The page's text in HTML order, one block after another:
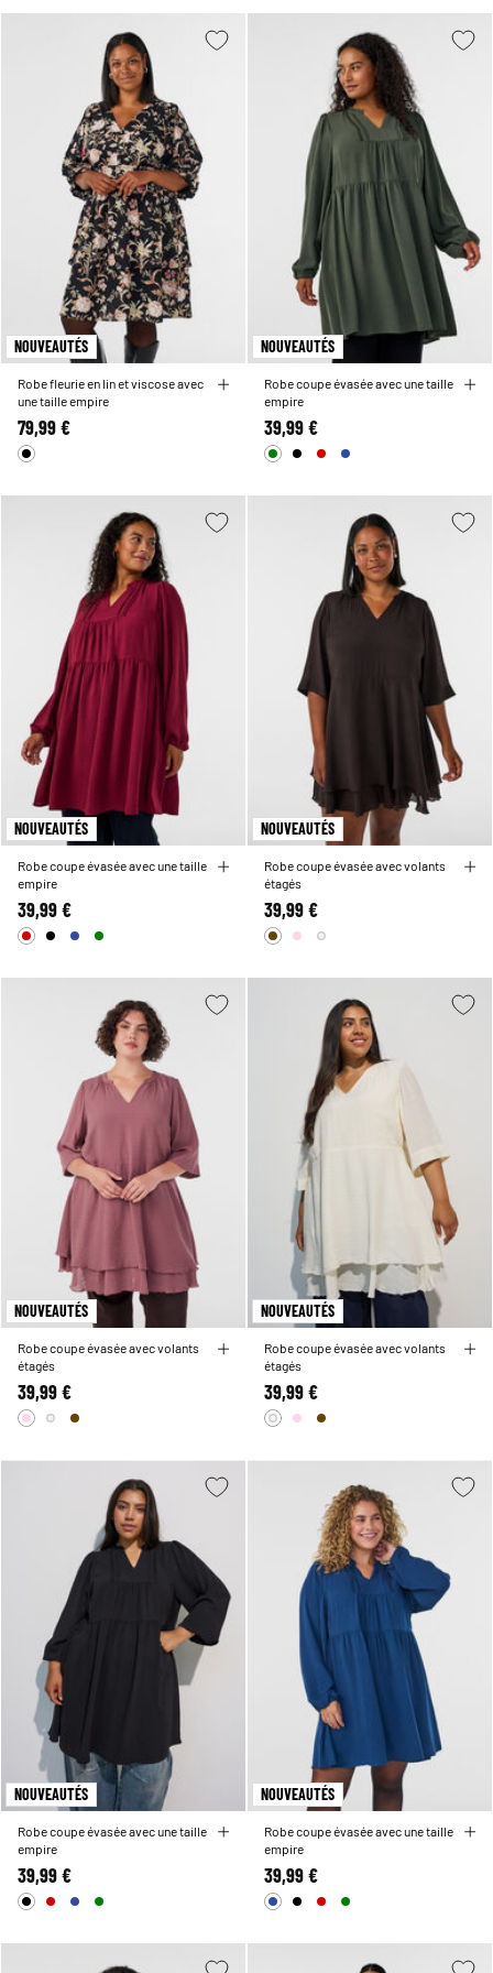
atouts et vous donner confiance en vous pour toutes les occasions. Trouvez votre
robe empire idéale chez nous et brillez avec un style assuré.
NOUVEAUTÉS
Robe fleurie en lin et viscose avec
une taille empire
79,99 €
NOUVEAUTÉS
Robe coupe évasée avec une taille
empire
39,99 €
NOUVEAUTÉS
Robe coupe évasée avec une taille
empire
39,99 €
NOUVEAUTÉS
Robe coupe évasée avec volants
étagés
39,99 €
NOUVEAUTÉS
Robe coupe évasée avec volants
étagés
39,99 €
NOUVEAUTÉS
Robe coupe évasée avec volants
étagés
39,99 €
NOUVEAUTÉS
Robe coupe évasée avec une taille
empire
39,99 €
NOUVEAUTÉS
Robe coupe évasée avec une taille
empire
39,99 €